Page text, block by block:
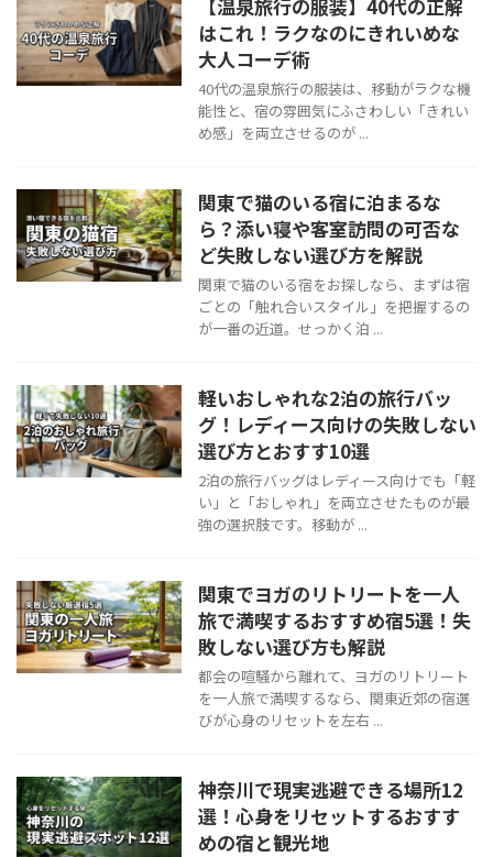
【温泉旅行の服装】40代の正解
はこれ！ラクなのにきれいめな
大人コーデ術
40代の温泉旅行の服装は、移動がラクな機
能性と、宿の雰囲気にふさわしい「きれい
め感」を両立させるのが ...
関東で猫のいる宿に泊まるな
ら？添い寝や客室訪問の可否な
ど失敗しない選び方を解説
関東で猫のいる宿をお探しなら、まずは宿
ごとの「触れ合いスタイル」を把握するの
が一番の近道。せっかく泊 ...
軽いおしゃれな2泊の旅行バッ
グ！レディース向けの失敗しない
選び方とおすす10選
2泊の旅行バッグはレディース向けでも「軽
い」と「おしゃれ」を両立させたものが最
強の選択肢です。移動が ...
関東でヨガのリトリートを一人
旅で満喫するおすすめ宿5選！失
敗しない選び方も解説
都会の喧騒から離れて、ヨガのリトリート
を一人旅で満喫するなら、関東近郊の宿選
びが心身のリセットを左右 ...
神奈川で現実逃避できる場所12
選！心身をリセットするおすす
めの宿と観光地